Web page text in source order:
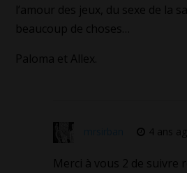
l’amour des jeux, du sexe de la
beaucoup de choses…
Paloma et Allex.
4 ans
Merci à vous 2 de suivre